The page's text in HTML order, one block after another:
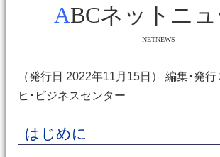
ABCネットニ
NETNEWS
（発行日 2022年11月15日） 編集･発
ヒ･ビジネスセンター
はじめに